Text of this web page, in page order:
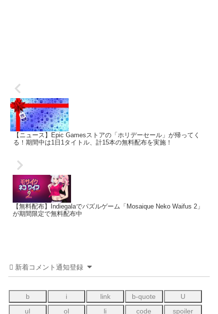
【ニュース】Epic Gamesストアの「ホリデーセール」が帰ってく
る！期間中は1日1タイトル、計15本の無料配布を実施！
【無料配布】Indiegalaでパズルゲーム「Mosaique Neko Waifus 2」
が期間限定で無料配布中
新着コメント通知登録